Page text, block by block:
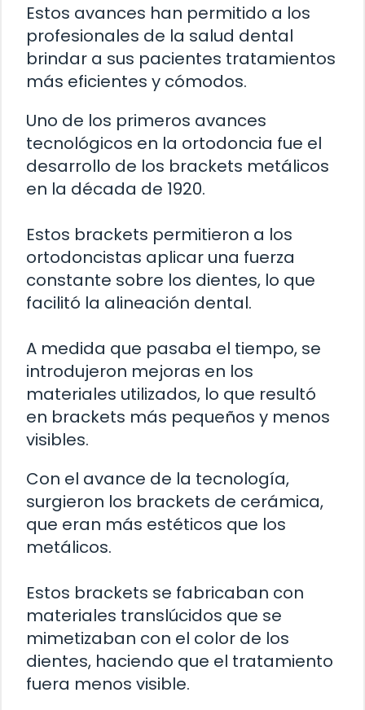
Estos avances han permitido a los
profesionales de la salud dental
brindar a sus pacientes tratamientos
más eficientes y cómodos.
Uno de los primeros avances
tecnológicos en la ortodoncia fue el
desarrollo de los brackets metálicos
en la década de 1920.
Estos brackets permitieron a los
ortodoncistas aplicar una fuerza
constante sobre los dientes, lo que
facilitó la alineación dental.
A medida que pasaba el tiempo, se
introdujeron mejoras en los
materiales utilizados, lo que resultó
en brackets más pequeños y menos
visibles.
Con el avance de la tecnología,
surgieron los brackets de cerámica,
que eran más estéticos que los
metálicos.
Estos brackets se fabricaban con
materiales translúcidos que se
mimetizaban con el color de los
dientes, haciendo que el tratamiento
fuera menos visible.